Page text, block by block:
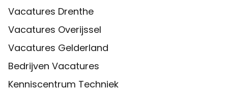
Vacatures Drenthe
Vacatures Overijssel
Vacatures Gelderland
Bedrijven Vacatures
Kenniscentrum Techniek